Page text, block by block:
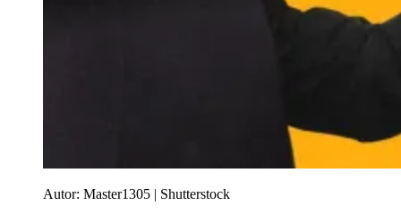
Autor: Master1305 | Shutterstock